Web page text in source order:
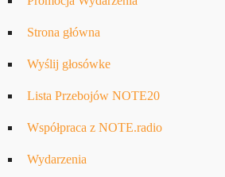
Strona główna
Wyślij głosówke
Lista Przebojów NOTE20
Współpraca z NOTE.radio
Wydarzenia